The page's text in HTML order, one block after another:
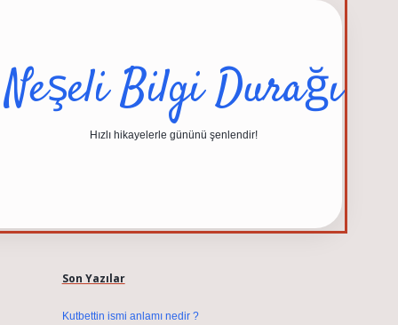
Neşeli Bilgi Durağı
Hızlı hikayelerle gününü şenlendir!
Son Yazılar
Kutbettin ismi anlamı nedir ?